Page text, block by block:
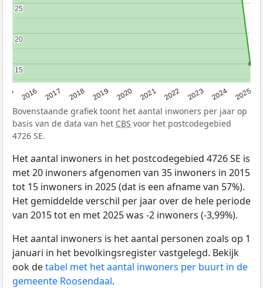
2016 2017 2018 2019 2020 2021 2022 2023 2024 2025
15
15
20
20
25
25
Bovenstaande grafiek toont het aantal inwoners per jaar op
basis van de data van het CBS voor het postcodegebied
4726 SE.
Het aantal inwoners in het postcodegebied 4726 SE is
met 20 inwoners afgenomen van 35 inwoners in 2015
tot 15 inwoners in 2025 (dat is een afname van 57%).
Het gemiddelde verschil per jaar over de hele periode
van 2015 tot en met 2025 was -2 inwoners (-3,99%).
Het aantal inwoners is het aantal personen zoals op 1
januari in het bevolkingsregister vastgelegd. Bekijk
ook detabel met het aantal inwoners per buurt in de
gemeente Roosendaal.